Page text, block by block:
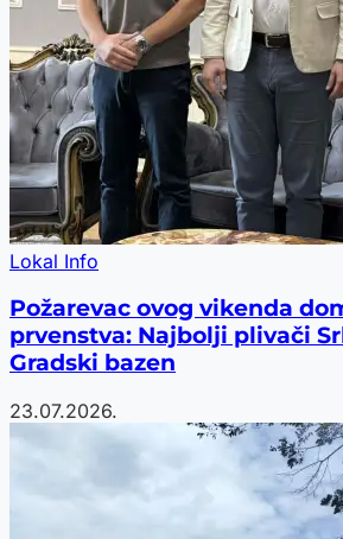
Lokal Info
Požarevac ovog vikenda
prvenstva: Najbolji plivači
Gradski bazen
23.07.2026.